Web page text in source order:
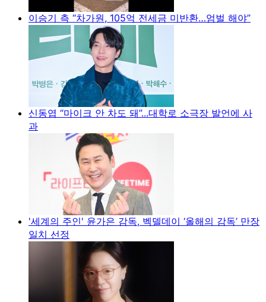
이승기 측 “차가원, 105억 전세금 미반환…엄벌 해야”
신동엽 “마이크 안 차도 돼”...대학로 소극장 발언에 사
과
'세계의 주인' 윤가은 감독, 벡델데이 ‘올해의 감독’ 만장
일치 선정